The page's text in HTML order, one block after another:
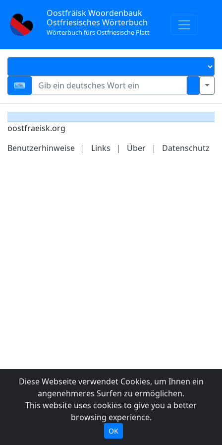
Oostfräisk Woordenbauk
Ostfriesisches Wörterbuch
Wörterbuch fürs Ostfriesische Platt
oostfraeisk.org
Benutzerhinweise
| Links | Über | Datenschutz
Diese Webseite verwendet Cookies, um Ihnen ein
angenehmeres Surfen zu ermöglichen.
This website uses cookies to give you a better
browsing experience.
OK